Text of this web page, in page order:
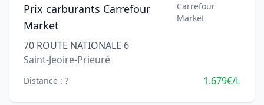
Prix carburants Carrefour
Market
Carrefour
Market
70 ROUTE NATIONALE 6
Saint-Jeoire-Prieuré
Distance : ? 1.679€/L